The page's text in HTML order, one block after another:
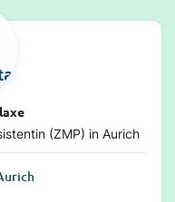
(ZMP) in Aurich